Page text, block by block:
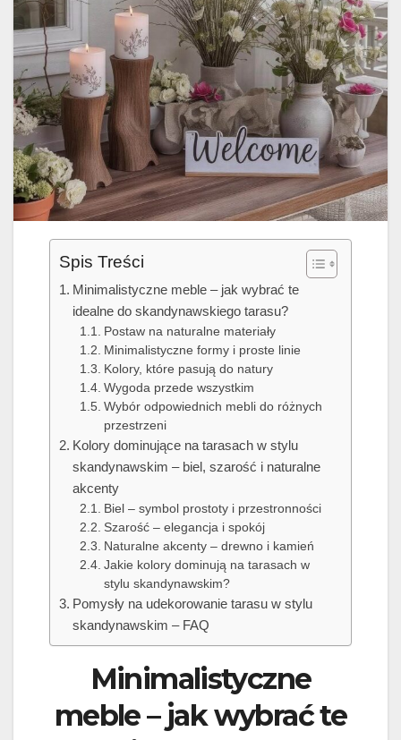
Spis Treści
Minimalistyczne meble – jak wybrać te
idealne do skandynawskiego tarasu?
Postaw na naturalne materiały
Minimalistyczne formy i proste linie
Kolory, które pasują do natury
Wygoda przede wszystkim
Wybór odpowiednich mebli do różnych
przestrzeni
Kolory dominujące na tarasach w stylu
skandynawskim – biel, szarość i naturalne
akcenty
Biel – symbol prostoty i przestronności
Szarość – elegancja i spokój
Naturalne akcenty – drewno i kamień
Jakie kolory dominują na tarasach w
stylu skandynawskim?
Pomysły na udekorowanie tarasu w stylu
skandynawskim – FAQ
Minimalistyczne
meble – jak wybrać te